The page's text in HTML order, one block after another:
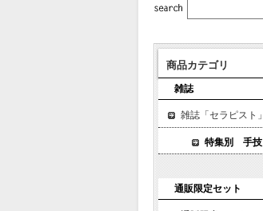
商品カテゴリ
雑誌
雑誌「セラピスト」
特集別 手技
通販限定セット